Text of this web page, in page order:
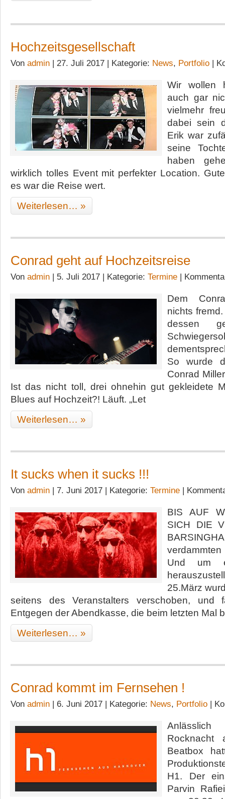
Hochzeitsgesellschaft
Von admin | 27. Juli 2017 | Kategorie: News, Portfolio |
Wir wollen
auch gar
vielmehr
dabei sein
Erik war
seine
haben
wirklich tolles Event mit perfekter Location.
es war die Reise wert.
Weiterlesen… »
Conrad geht auf Hochzeitsreise
Von admin | 5. Juli 2017 | Kategorie: Termine |
Dem
nichts
dessen
So wurde
Conrad
Ist das nicht toll, drei ohnehin gut gekleidete
Blues auf Hochzeit?! Läuft. „Let
Weiterlesen… »
It sucks when it sucks !!!
Von admin | 7. Juni 2017 | Kategorie: Termine |
BIS AUF
SICH DIE
Und um
25.März
seitens des Veranstalters verschoben, und
Entgegen der Abendkasse, die beim letzten Mal
Weiterlesen… »
Conrad kommt im Fernsehen !
Von admin | 6. Juni 2017 | Kategorie: News, Portfolio |
Beatbox
H1. Der
Parvin